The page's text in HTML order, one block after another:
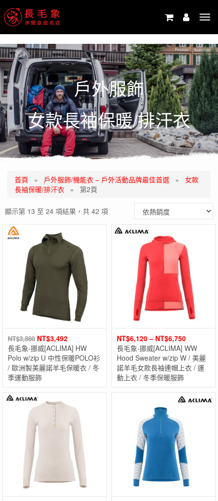
戶外服飾
女款長袖保暖/排汗衣
首頁 » 戶外服飾/機能衣 – 戶外活動品牌最佳首選 » 女款
長袖保暖/排汗衣 » 第2頁
顯示第 13 至 24 項結果，共 42 項
NT$3,880 NT$3,492
長毛象-挪威[ACLIMA] HW
Polo w/zip U 中性保暖POLO衫
/ 歐洲製美麗諾羊毛保暖衣 / 冬
季運動服飾
NT$6,120– NT$6,750
長毛象-挪威[ACLIMA] WW
Hood Sweater w/zip W / 美麗
諾羊毛女款長袖連帽上衣 / 運
動上衣 / 冬季保暖服飾